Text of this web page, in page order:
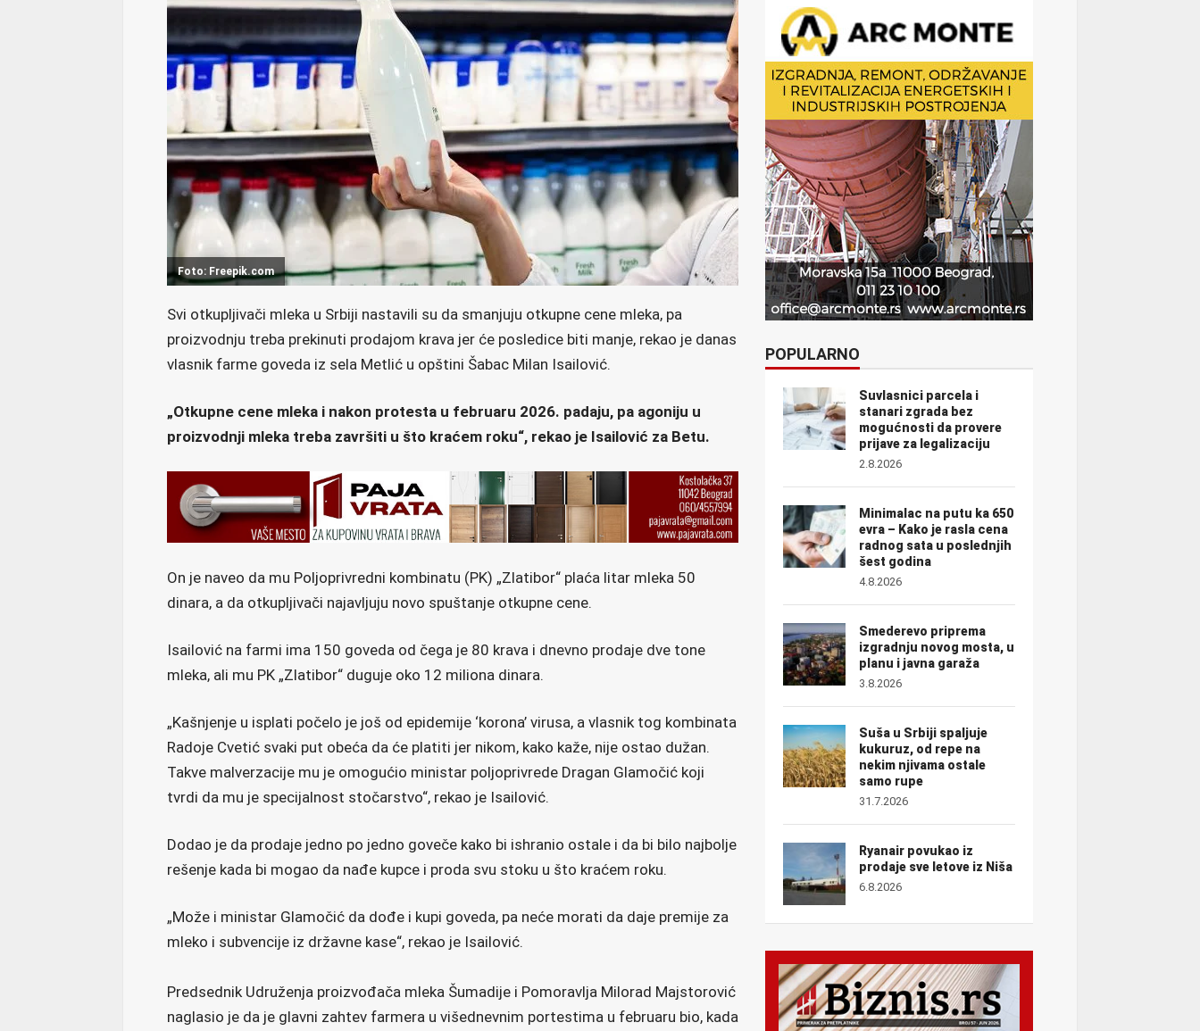
Foto: Freepik.com
Svi otkupljivači mleka u Srbiji nastavili su da smanjuju otkupne cene mleka, pa
proizvodnju treba prekinuti prodajom krava jer će posledice biti manje, rekao je danas
vlasnik farme goveda iz sela Metlić u opštini Šabac Milan Isailović.
„Otkupne cene mleka i nakon protesta u februaru 2026. padaju, pa agoniju u
proizvodnji mleka treba završiti u što kraćem roku“, rekao je Isailović za Betu.
On je naveo da mu Poljoprivredni kombinatu (PK) „Zlatibor“ plaća litar mleka 50
dinara, a da otkupljivači najavljuju novo spuštanje otkupne cene.
Isailović na farmi ima 150 goveda od čega je 80 krava i dnevno prodaje dve tone
mleka, ali mu PK „Zlatibor“ duguje oko 12 miliona dinara.
„Kašnjenje u isplati počelo je još od epidemije ‘korona’ virusa, a vlasnik tog kombinata
Radoje Cvetić svaki put obeća da će platiti jer nikom, kako kaže, nije ostao dužan.
Takve malverzacije mu je omogućio ministar poljoprivrede Dragan Glamočić koji
tvrdi da mu je specijalnost stočarstvo“, rekao je Isailović.
Dodao je da prodaje jedno po jedno goveče kako bi ishranio ostale i da bi bilo najbolje
rešenje kada bi mogao da nađe kupce i proda svu stoku u što kraćem roku.
„Može i ministar Glamočić da dođe i kupi goveda, pa neće morati da daje premije za
mleko i subvencije iz državne kase“, rekao je Isailović.
Predsednik Udruženja proizvođača mleka Šumadije i Pomoravlja Milorad Majstorović
naglasio je da je glavni zahtev farmera u višednevnim portestima u februaru bio, kada
POPULARNO
Suvlasnici parcela i
stanari zgrada bez
mogućnosti da provere
prijave za legalizaciju
2.8.2026
Minimalac na putu ka 650
evra – Kako je rasla cena
radnog sata u poslednjih
šest godina
4.8.2026
Smederevo priprema
izgradnju novog mosta, u
planu i javna garaža
3.8.2026
Suša u Srbiji spaljuje
kukuruz, od repe na
nekim njivama ostale
samo rupe
31.7.2026
Ryanair povukao iz
prodaje sve letove iz Niša
6.8.2026